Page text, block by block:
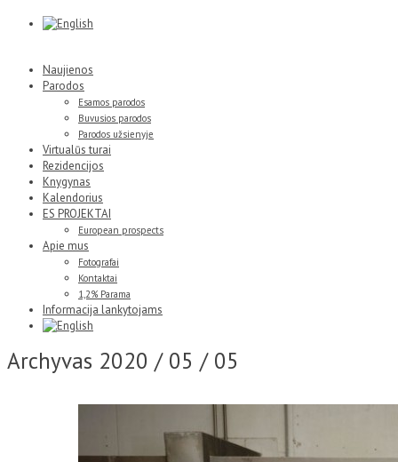
Naujienos
Parodos
Esamos parodos
Buvusios parodos
Parodos užsienyje
Virtualūs turai
Rezidencijos
Knygynas
Kalendorius
ES PROJEKTAI
European prospects
Apie mus
Fotografai
Kontaktai
1,2% Parama
Informacija lankytojams
Archyvas 2020 / 05 / 05